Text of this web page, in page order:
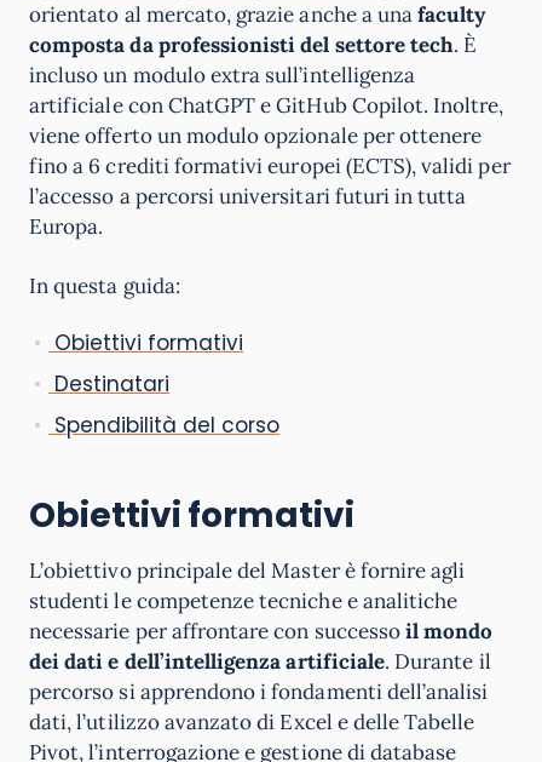
orientato al mercato, grazie anche a unafaculty
composta da professionisti del settore tech. È
incluso un modulo extra sull’intelligenza
artificiale con ChatGPT e GitHub Copilot. Inoltre,
viene offerto un modulo opzionale per ottenere
fino a 6 crediti formativi europei (ECTS), validi per
l’accesso a percorsi universitari futuri in tutta
Europa.
In questa guida:
Obiettivi formativi
Destinatari
Spendibilità del corso
Obiettivi formativi
L’obiettivo principale del Master è fornire agli
studenti le competenze tecniche e analitiche
necessarie per affrontare con successoil mondo
dei dati e dell’intelligenza artificiale. Durante il
percorso si apprendono i fondamenti dell’analisi
dati, l’utilizzo avanzato di Excel e delle Tabelle
Pivot, l’interrogazione e gestione di database